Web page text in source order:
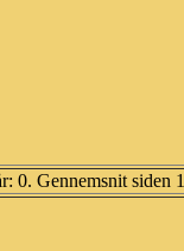
0. Gennemsnit siden